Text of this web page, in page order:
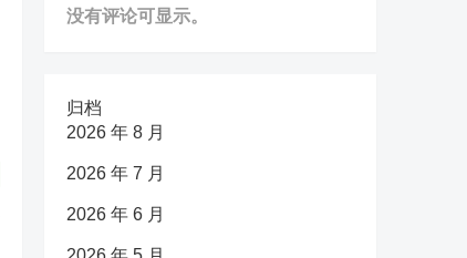
没有评论可显示。
归档
2026 年 8 月
2026 年 7 月
2026 年 6 月